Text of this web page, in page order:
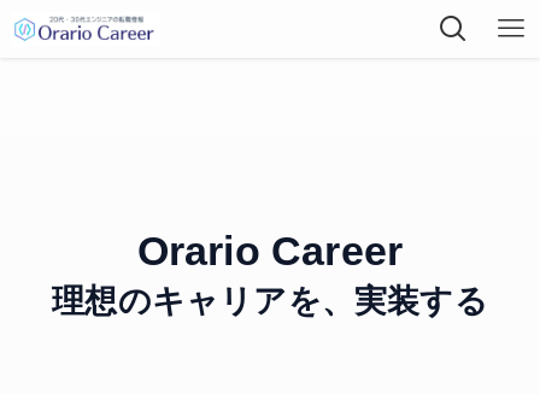
Orario Career
理想のキャリアを、実装する